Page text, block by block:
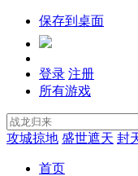
保存到桌面
登录 注册
所有游戏
攻城掠地 盛世遮天 封
首页